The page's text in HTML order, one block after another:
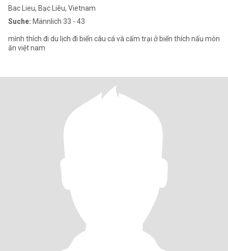
Bac Lieu, Bạc Liêu, Vietnam
Suche: Männlich 33 - 43
mình thích đi du lịch đi biển câu cá và cấm trại ở biển thích nấu món
ăn việt nam